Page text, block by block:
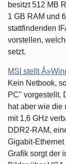
besitzt 512 MB
1 GB RAM und
stattfindenden
vorstellen,
setzt.
MSI stellt
Kein Netbook,
PC" vorgestellt.
hat aber wie die
mit 1,6 GHz
DDR2-RAM,
Gigabit-
Grafik sorgt der